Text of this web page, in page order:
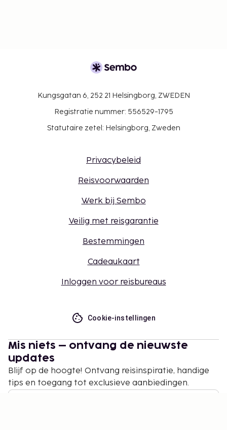
Kungsgatan 6, 252 21 Helsingborg, ZWEDEN
Registratie nummer: 556529-1795
Statutaire zetel: Helsingborg, Zweden
Privacybeleid
Reisvoorwaarden
Werk bij Sembo
Veilig met reisgarantie
Bestemmingen
Cadeaukaart
Inloggen voor reisbureaus
Cookie-instellingen
Mis niets – ontvang de nieuwste
updates
Blijf op de hoogte! Ontvang reisinspiratie, handige
tips en toegang tot exclusieve aanbiedingen.